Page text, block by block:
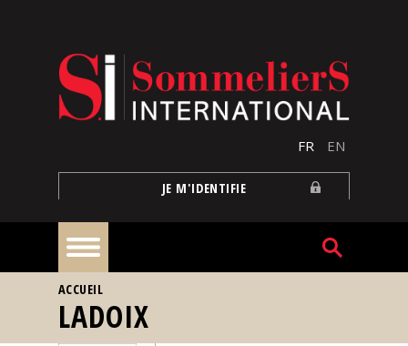
FR EN
JE M'IDENTIFIE
À
la
une
VOUS ÊTES ICI
ACCUEIL
LADOIX